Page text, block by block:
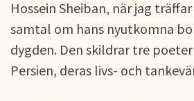
Hossein Sheiban, när jag
samtal om hans nyutkomna
dygden. Den skildrar tre
Persien, deras livs- och